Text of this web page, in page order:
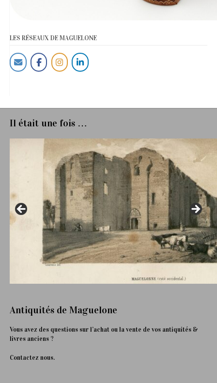
LES RÉSEAUX DE MAGUELONE
Il était une fois …
Antiquités de Maguelone
Vous avez des questions sur l’achat ou la vente de vos antiquités &
livres anciens ?
Contactez nous.